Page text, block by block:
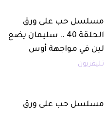
مسلسل حب على ورق
الحلقة 40 .. سليمان يضع
لين في مواجهة أوس
تليفزيون
مسلسل حب على ورق